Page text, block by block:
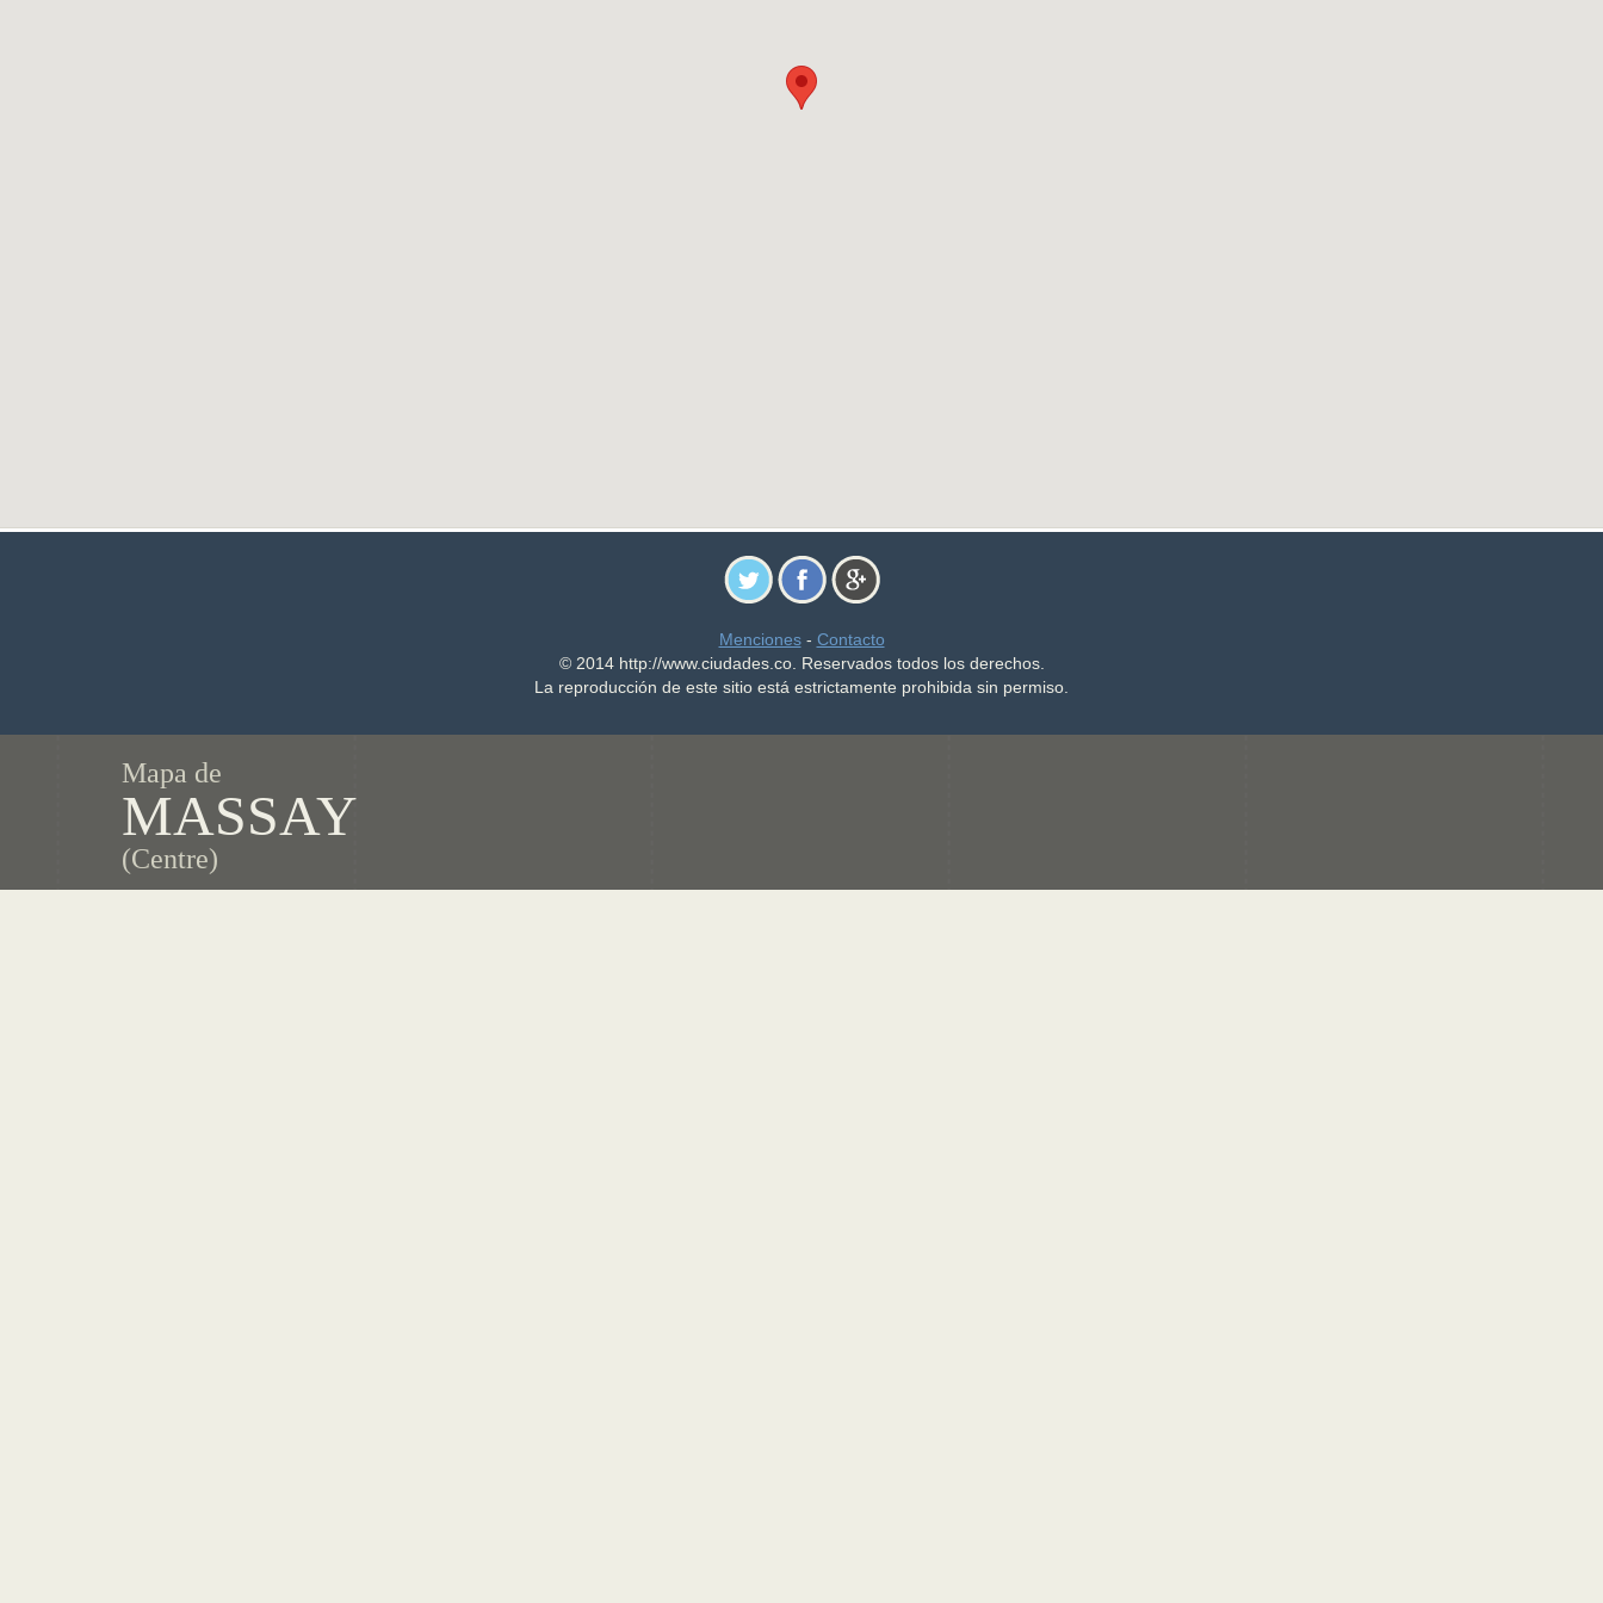
Menciones- Contacto
© 2014 http://www.ciudades.co. Reservados todos los derechos.
La reproducción de este sitio está estrictamente prohibida sin permiso.
Mapa de
MASSAY
(Centre)